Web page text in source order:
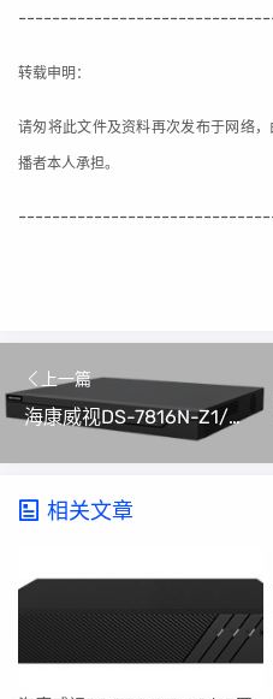
转载申明：
请匆将此文件及资料再次发布于网络
播者本人承担。
上一篇
海康威视DS-7816N-Z1/X(C)硬盘录像机(NVR)程序升级包V4.82.100_240606(可解绑萤石云)
相关文章